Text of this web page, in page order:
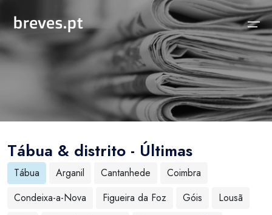
Notícias
Concelhos Vizinhos
Distrito
País
Sobre
Funcionalidades
As nossas Fontes
Perguntas Frequentes
Tábua & distrito - Últimas
Tábua Arganil Cantanhede
Coimbra
Condeixa-a-Nova
Figueira da Foz Góis
Lousã